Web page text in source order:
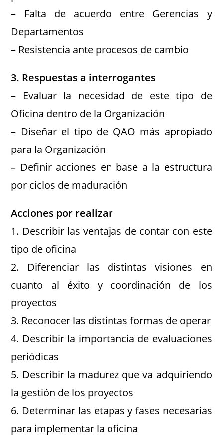
– Falta de acuerdo entre Gerencias y
Departamentos
– Resistencia ante procesos de cambio
3. Respuestas a interrogantes
– Evaluar la necesidad de este tipo de
Oficina dentro de la Organización
– Diseñar el tipo de QAO más apropiado
para la Organización
– Definir acciones en base a la estructura
por ciclos de maduración
Acciones por realizar
1. Describir las ventajas de contar con este
tipo de oficina
2. Diferenciar las distintas visiones en
cuanto al éxito y coordinación de los
proyectos
3. Reconocer las distintas formas de operar
4. Describir la importancia de evaluaciones
periódicas
5. Describir la madurez que va adquiriendo
la gestión de los proyectos
6. Determinar las etapas y fases necesarias
para implementar la oficina